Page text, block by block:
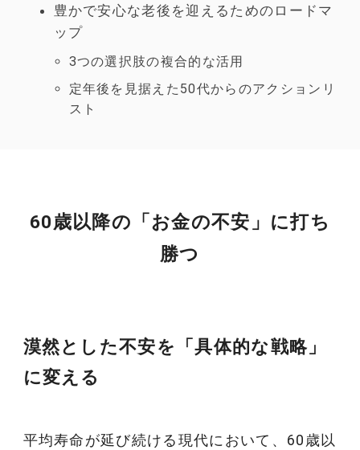
豊かで安心な老後を迎えるためのロードマ
ップ
3つの選択肢の複合的な活用
定年後を見据えた50代からのアクションリ
スト
60歳以降の「お金の不安」に打ち
勝つ
漠然とした不安を「具体的な戦略」
に変える
平均寿命が延び続ける現代において、60歳以